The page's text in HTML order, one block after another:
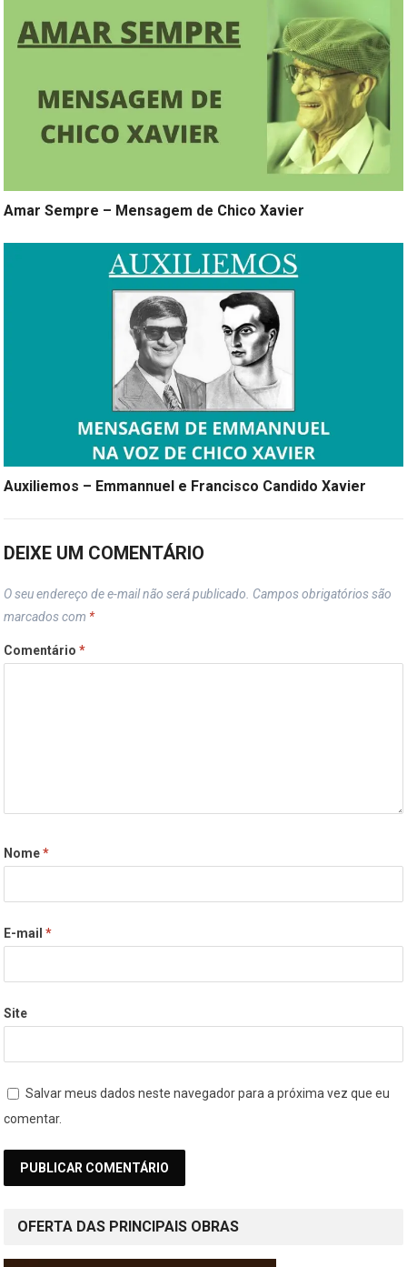
Amar Sempre – Mensagem de Chico Xavier
Auxiliemos – Emmannuel e Francisco Candido Xavier
DEIXE UM COMENTÁRIO
O seu endereço de e-mail não será publicado. Campos obrigatórios são
marcados com *
Comentário*
Nome*
E-mail*
Site
Salvar meus dados neste navegador para a próxima vez que eu
comentar.
OFERTA DAS PRINCIPAIS OBRAS